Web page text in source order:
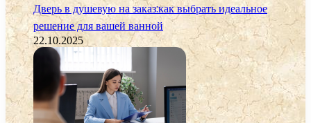
Дверь в душевую на заказ:как выбрать идеальное
решение для вашей ванной
22.10.2025